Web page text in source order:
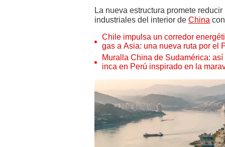
La nueva estructura promete
industriales del interior de China
Chile impulsa un corredor
gas a Asia: una nueva ruta por el
Muralla China de Sudamérica:
inca en Perú inspirado en la